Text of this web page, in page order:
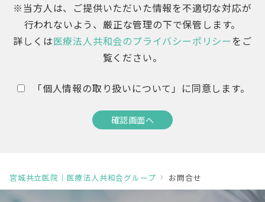
※当方人は、ご提供いただいた情報を不適切な対応が
行われないよう、厳正な管理の下で保管します。
詳しくは医療法人共和会のプライバシーポリシー をご
覧ください。
「個人情報の取り扱いについて」に同意します。
宮城共立医院｜医療法人共和会グループ お問合せ